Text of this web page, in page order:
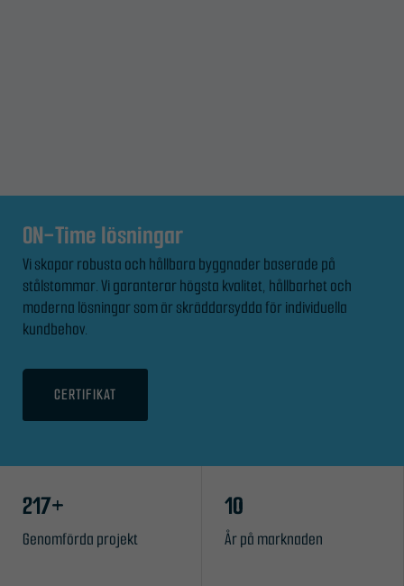
ON-Time lösningar
Vi skapar robusta och hållbara byggnader baserade på
stålstommar. Vi garanterar högsta kvalitet, hållbarhet och
moderna lösningar som är skräddarsydda för individuella
kundbehov.
CERTIFIKAT
217+
Genomförda projekt
10
År på marknaden